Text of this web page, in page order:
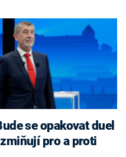
pro a proti